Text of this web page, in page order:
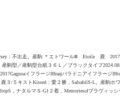
：不出走。産駒 ＊エトワールⅢ Etoile 鹿
産駒型／産駒型台紙３６Ｌ／ブラックタイプ
イフラージIffraajバラドニアイフラージ
３/５キストKissed：愛２勝，SalsabilS-L。産駒ホ
，ナタルマＳ-G1２着，Memoriesofブラヴィッ